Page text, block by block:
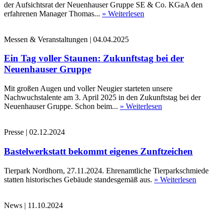
der Aufsichtsrat der Neuenhauser Gruppe SE & Co. KGaA den
erfahrenen Manager Thomas... » Weiterlesen
Messen & Veranstaltungen | 04.04.2025
Ein Tag voller Staunen: Zukunftstag bei der
Neuenhauser Gruppe
Mit großen Augen und voller Neugier starteten unsere
Nachwuchstalente am 3. April 2025 in den Zukunftstag bei der
Neuenhauser Gruppe. Schon beim... » Weiterlesen
Presse | 02.12.2024
Bastelwerkstatt bekommt eigenes Zunftzeichen
Tierpark Nordhorn, 27.11.2024. Ehrenamtliche Tierparkschmiede
statten historisches Gebäude standesgemäß aus. » Weiterlesen
News | 11.10.2024